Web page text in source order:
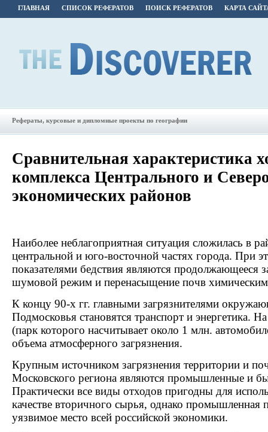
ГЛАВНАЯ СПИСОК РЕФЕРАТОВ ПОИСК РЕФЕРАТОВ КАРТА
Рефераты, курсовые и дипломные проекты по географии
Сравнительная характеристика
комплекса Центрального и
экономических районов
Наиболее неблагоприятная ситуация сложилась в
центральной и юго-восточной частях города. При
показателями бедствия являются продолжающееся
шумовой режим и перенасыщение почв
К концу 90-х гг. главными загрязнителями
Подмосковья становятся транспорт и энергетика.
(парк которого насчитывает около 1 млн.
объема атмосферного загрязнения.
Крупным источником загрязнения территории и
Московского региона являются промышленные и
Практически все виды отходов пригодны для
качестве вторичного сырья, однако промышленная
уязвимое место всей российской экономики.